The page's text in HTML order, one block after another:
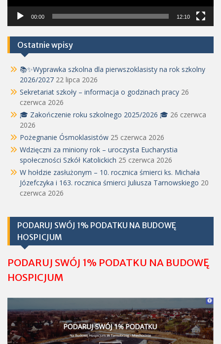
00:00 12:10
Ostatnie wpisy
📚✨Wyprawka szkolna dla pierwszoklasisty na rok szkolny
2026/2027 22 lipca 2026
Sekretariat szkoły – informacja o godzinach pracy 26
czerwca 2026
🎓 Zakończenie roku szkolnego 2025/2026 🎓 26 czerwca
2026
Pożegnanie Ósmoklasistów 25 czerwca 2026
Wdzięczni za miniony rok – uroczysta Eucharystia
społeczności Szkół Katolickich 25 czerwca 2026
W hołdzie zasłużonym – 10. rocznica śmierci ks. Michała
Józefczyka i 163. rocznica śmierci Juliusza Tarnowskiego 20
czerwca 2026
PODARUJ SWÓJ 1% PODATKU NA BUDOWĘ
HOSPICJUM
PODARUJ SWÓJ 1% PODATKU NA BUDOWĘ
HOSPICJUM